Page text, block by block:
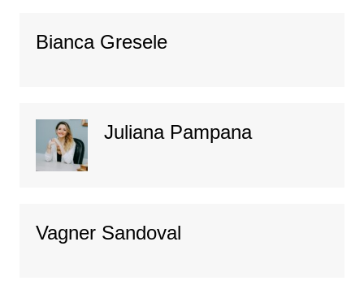
Bianca Gresele
Juliana Pampana
Vagner Sandoval